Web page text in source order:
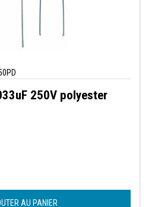
250V polyester
AU PANIER